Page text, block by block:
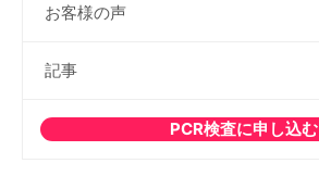
お客様の声
記事
PCR検査に申し込む